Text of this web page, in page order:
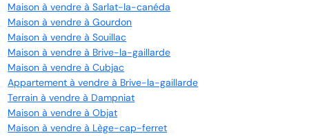
Maison à vendre à Sarlat-la-canéda
Maison à vendre à Gourdon
Maison à vendre à Souillac
Maison à vendre à Brive-la-gaillarde
Maison à vendre à Cubjac
Appartement à vendre à Brive-la-gaillarde
Terrain à vendre à Dampniat
Maison à vendre à Objat
Maison à vendre à Lège-cap-ferret